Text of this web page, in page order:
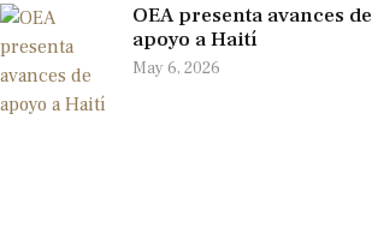
OEA presenta avances de
apoyo a Haití
May 6, 2026